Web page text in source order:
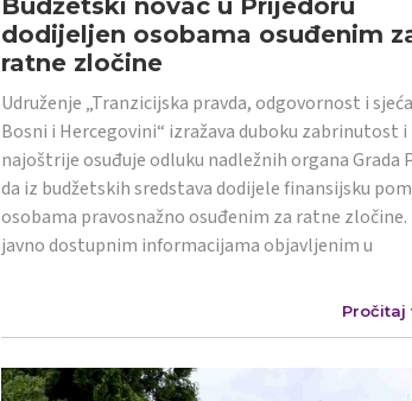
dodijeljen osobama osuđenim
ratne zločine
Udruženje „Tranzicijska pravda, odgovornost i
Bosni i Hercegovini“ izražava duboku zabrinutost i
najoštrije osuđuje odluku nadležnih organa Grada
da iz budžetskih sredstava dodijele finansijsku
osobama pravosnažno osuđenim za ratne zločine.
javno dostupnim informacijama objavljenim u
Pročitaj